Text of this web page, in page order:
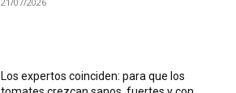
Los expertos coinciden: para que los